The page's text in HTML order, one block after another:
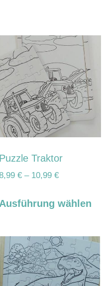
Puzzle Traktor
€ – 10,99 €
Ausführung wählen